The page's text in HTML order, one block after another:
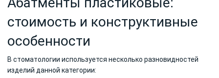
стоимость и конструктивные
особенности
В стоматологии используется несколько разновидностей
изделий данной категории: